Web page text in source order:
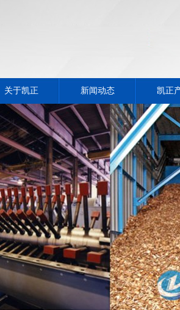
关于凯正 新闻动态 凯正